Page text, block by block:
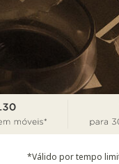
*Válido por tempo